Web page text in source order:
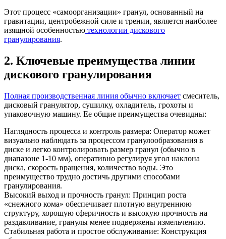
Этот процесс «самоорганизации» гранул, основанный на
гравитации, центробежной силе и трении, является наиболее
изящной особенностью технологии дискового
гранулирования.
2. Ключевые преимущества линии
дискового гранулирования
Полная производственная линия обычно включает смеситель,
дисковый гранулятор, сушилку, охладитель, грохоты и
упаковочную машину. Ее общие преимущества очевидны:
Наглядность процесса и контроль размера: Оператор может
визуально наблюдать за процессом гранулообразования в
диске и легко контролировать размер гранул (обычно в
диапазоне 1-10 мм), оперативно регулируя угол наклона
диска, скорость вращения, количество воды. Это
преимущество трудно достичь другими способами
гранулирования.
Высокий выход и прочность гранул: Принцип роста
«снежного кома» обеспечивает плотную внутреннюю
структуру, хорошую сферичность и высокую прочность на
раздавливание, гранулы менее подвержены измельчению.
Стабильная работа и простое обслуживание: Конструкция